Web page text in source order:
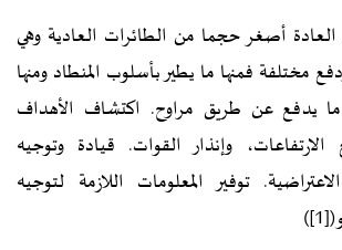
أصغر حجما من الطائرات العادية وهي
مختلفة فمنها ما يطير بأسلوب المنطاد ومنها
يدفع عن طريق مراوح. اكتشاف الأهداف
وإنذار القوات. قيادة وتوجيه
توفير المعلومات اللازمة لتوجيه
[1]
)